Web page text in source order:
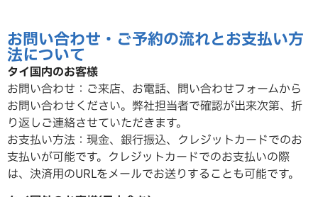
お問い合わせ・ご予約の流れとお支払い方
法について
タイ国内のお客様
お問い合わせ：ご来店、お電話、問い合わせフォームから
お問い合わせください。弊社担当者で確認が出来次第、折
り返しご連絡させていただきます。
お支払い方法：現金、銀行振込、クレジットカードでのお
支払いが可能です。クレジットカードでのお支払いの際
は、決済用のURLをメールでお送りすることも可能です。